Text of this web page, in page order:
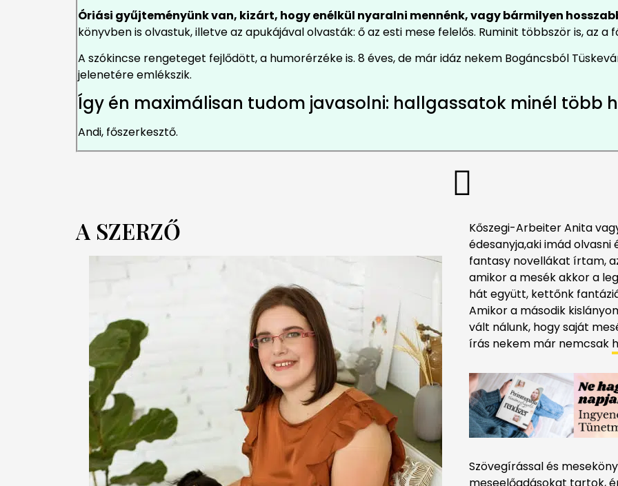
Óriási gyűjteményünk van, kizárt, hogy enélkül nyaralni mennénk, vagy bármilyen
könyvben is olvastuk, illetve az apukájával olvasták: ő az esti mese felelős. Ruminit többször is, az a
A szókincse rengeteget fejlődött, a humorérzéke is. 8 éves, de már idáz nekem Bogáncsból
jelenetére emlékszik.
Így én maximálisan tudom javasolni: hallgassatok minél több
Andi, főszerkesztő.
A SZERZŐ
Kőszegi-Arbeiter Anita
édesanyja,aki imád
fantasy novellákat írtam,
amikor a mesék akkor a
hát együtt, kettőnk
Amikor a második
vált nálunk, hogy saját
írás nekem már nemcsak
Szövegírással és